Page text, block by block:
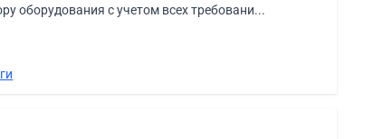
оборудования с учетом всех требовани...